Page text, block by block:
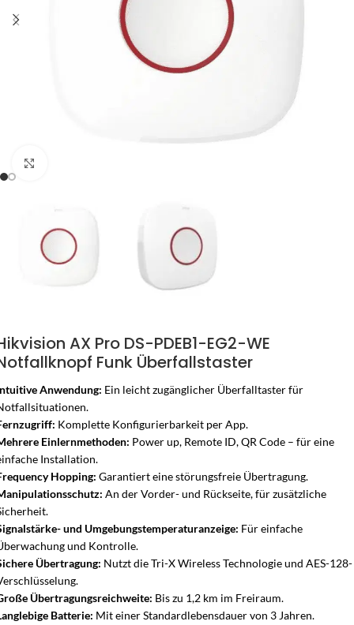
AX Pro DS-PDEB1-EG2-WE
Funk Überfallstaster
Anwendung: Ein leicht zugänglicher Überfalltaster für
Komplette Konfigurierbarkeit per App.
Einlernmethoden: Power up, Remote ID, QR Code – für eine
Installation.
Hopping: Garantiert eine störungsfreie Übertragung.
An der Vorder- und Rückseite, für zusätzliche
und Umgebungstemperaturanzeige: Für einfache
und Kontrolle.
Übertragung: Nutzt die Tri-X Wireless Technologie und AES-128-
Übertragungsreichweite: Bis zu 1,2 km im Freiraum.
Batterie: Mit einer Standardlebensdauer von 3 Jahren.